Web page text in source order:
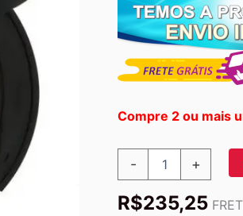
Compre 2 ou mais
-
Correcting
SPF
+
R$235,25